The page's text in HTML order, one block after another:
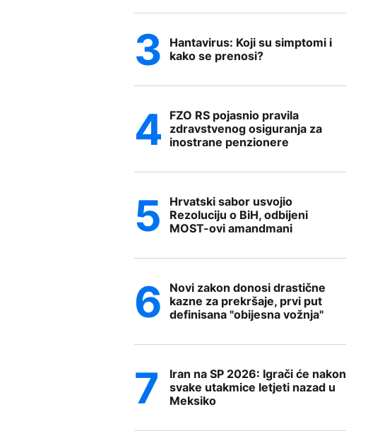
Hantavirus: Koji su simptomi i
kako se prenosi?
FZO RS pojasnio pravila
zdravstvenog osiguranja za
inostrane penzionere
Hrvatski sabor usvojio
Rezoluciju o BiH, odbijeni
MOST-ovi amandmani
Novi zakon donosi drastične
kazne za prekršaje, prvi put
definisana "obijesna vožnja"
Iran na SP 2026: Igrači će nakon
svake utakmice letjeti nazad u
Meksiko